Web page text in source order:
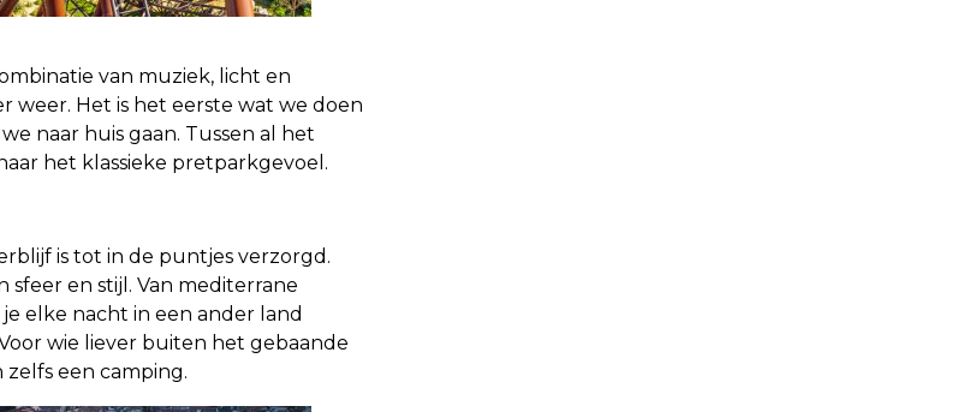
van muziek, licht en
weer. Het is het eerste wat we doen
naar huis gaan. Tussen al het
het klassieke pretparkgevoel.
is tot in de puntjes verzorgd.
sfeer en stijl. Van mediterrane
elke nacht in een ander land
wie liever buiten het gebaande
een camping.